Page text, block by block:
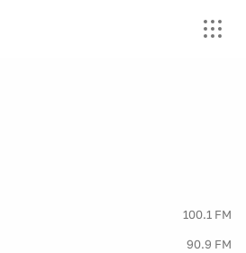
100.1 FM
90.9 FM